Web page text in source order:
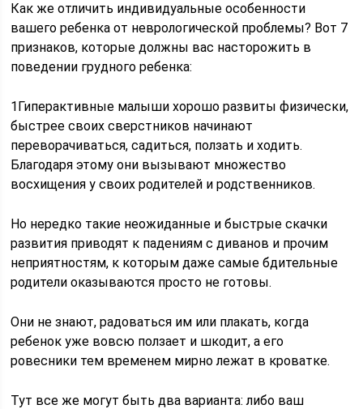
Как же отличить индивидуальные особенности
вашего ребенка от неврологической проблемы? Вот 7
признаков, которые должны вас насторожить в
поведении грудного ребенка:
1Гиперактивные малыши хорошо развиты физически,
быстрее своих сверстников начинают
переворачиваться, садиться, ползать и ходить.
Благодаря этому они вызывают множество
восхищения у своих родителей и родственников.
Но нередко такие неожиданные и быстрые скачки
развития приводят к падениям с диванов и прочим
неприятностям, к которым даже самые бдительные
родители оказываются просто не готовы.
Они не знают, радоваться им или плакать, когда
ребенок уже вовсю ползает и шкодит, а его
ровесники тем временем мирно лежат в кроватке.
Тут все же могут быть два варианта: либо ваш